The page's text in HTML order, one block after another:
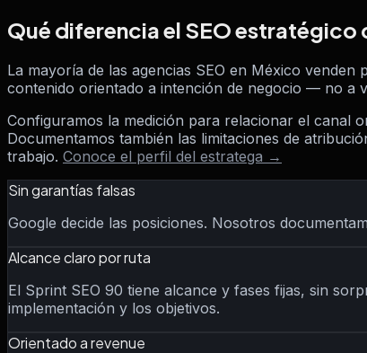
Qué diferencia el SEO estratégico
La mayoría de las agencias SEO en México
contenido orientado a intención de negocio — no a
Configuramos la medición para relacionar el canal
Documentamos también las limitaciones de
trabajo. Conoce el perfil del estratega →
Sin garantías falsas
Google decide las posiciones. Nosotros
Alcance claro por ruta
El Sprint SEO 90 tiene alcance y fases fijas, sin
implementación y los objetivos.
Orientado a revenue